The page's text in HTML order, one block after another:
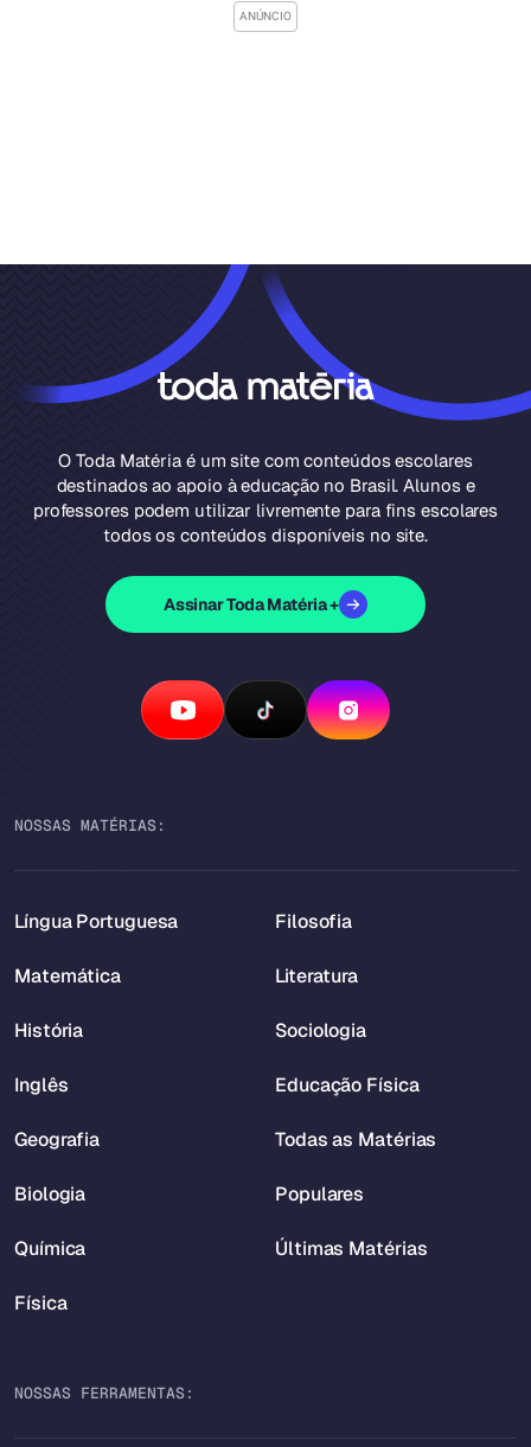
O Toda Matéria é um site com conteúdos escolares
destinados ao apoio à educação no Brasil. Alunos e
professores podem utilizar livremente para fins escolares
todos os conteúdos disponíveis no site.
Assinar Toda Matéria +
NOSSAS MATÉRIAS:
Língua Portuguesa
Matemática
História
Inglês
Geografia
Biologia
Química
Física
Filosofia
Literatura
Sociologia
Educação Física
Todas as Matérias
Populares
Últimas Matérias
NOSSAS FERRAMENTAS: